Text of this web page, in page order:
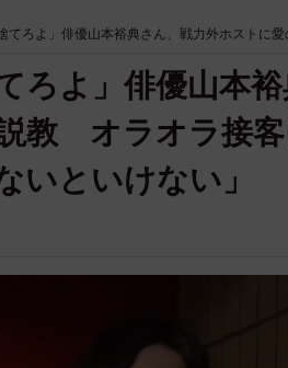
てろよ」俳優山本裕典さん、戦力外ホストに
ろよ」俳優山本
教 オラオラ接客
いといけない」